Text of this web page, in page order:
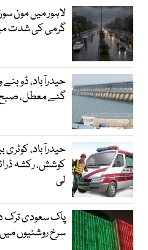
لاہور میں مون
گرمی کی شدت
حیدرآباد،
گئے معطل، صبح
حیدرآباد،
کوشش، رکشہ
لی
پاک سعودی ترک
سرخ روشنیوں میں